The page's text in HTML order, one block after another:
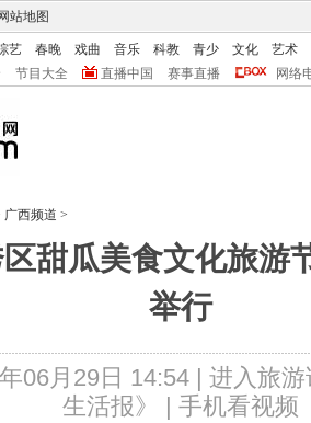
网站地图
艺 春晚 戏曲 音乐 科教 青少 文化
艺术
节目大全 直播中国 赛事直播 网络
广西频道 >
甜瓜美食文化旅游
举行
06月29日 14:54 | 进入旅游
生活报》 | 手机看视频